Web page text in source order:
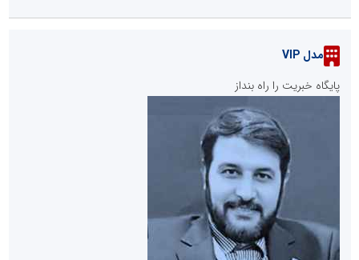
مدل VIP
پایگاه خبریت را راه بنداز